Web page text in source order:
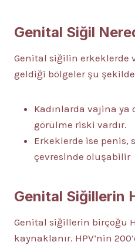
Genital Siğil
Genital siğilin erkeklerde
geldiği bölgeler şu
Kadınlarda vajina ya
görülme riski vardır.
Erkeklerde ise penis,
çevresinde oluşabilir
Genital Siğillerin
Genital siğillerin birçoğu
kaynaklanır. HPV’nin